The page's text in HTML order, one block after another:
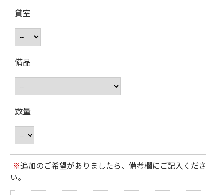
貸室
備品
数量
※追加のご希望がありましたら、備考欄にご記入くださ
い。